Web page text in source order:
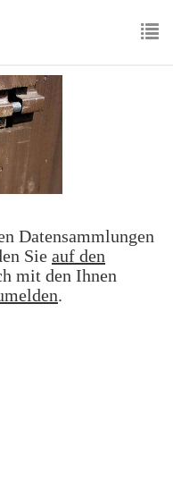
Datensammlungen
Sie auf den
mit den Ihnen
.